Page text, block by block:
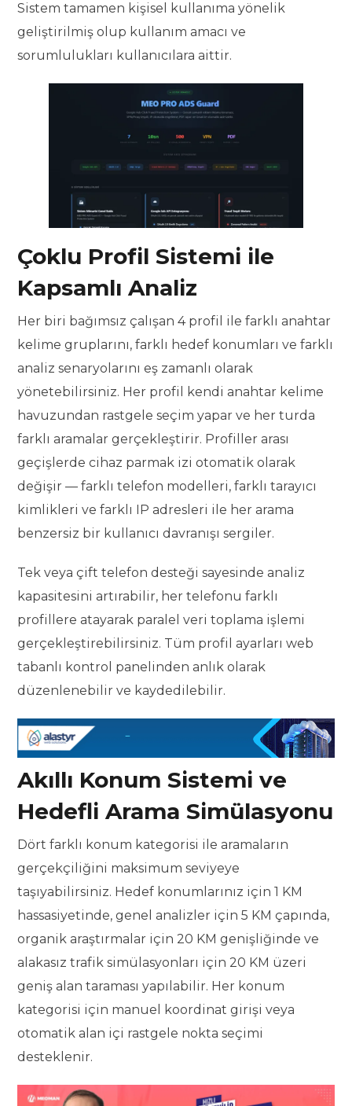
Sistem tamamen kişisel kullanıma yönelik
geliştirilmiş olup kullanım amacı ve
sorumlulukları kullanıcılara aittir.
Çoklu Profil Sistemi ile
Kapsamlı Analiz
Her biri bağımsız çalışan 4 profil ile farklı anahtar
kelime gruplarını, farklı hedef konumları ve farklı
analiz senaryolarını eş zamanlı olarak
yönetebilirsiniz. Her profil kendi anahtar kelime
havuzundan rastgele seçim yapar ve her turda
farklı aramalar gerçekleştirir. Profiller arası
geçişlerde cihaz parmak izi otomatik olarak
değişir — farklı telefon modelleri, farklı tarayıcı
kimlikleri ve farklı IP adresleri ile her arama
benzersiz bir kullanıcı davranışı sergiler.
Tek veya çift telefon desteği sayesinde analiz
kapasitesini artırabilir, her telefonu farklı
profillere atayarak paralel veri toplama işlemi
gerçekleştirebilirsiniz. Tüm profil ayarları web
tabanlı kontrol panelinden anlık olarak
düzenlenebilir ve kaydedilebilir.
Akıllı Konum Sistemi ve
Hedefli Arama Simülasyonu
Dört farklı konum kategorisi ile aramaların
gerçekçiliğini maksimum seviyeye
taşıyabilirsiniz. Hedef konumlarınız için 1 KM
hassasiyetinde, genel analizler için 5 KM çapında,
organik araştırmalar için 20 KM genişliğinde ve
alakasız trafik simülasyonları için 20 KM üzeri
geniş alan taraması yapılabilir. Her konum
kategorisi için manuel koordinat girişi veya
otomatik alan içi rastgele nokta seçimi
desteklenir.